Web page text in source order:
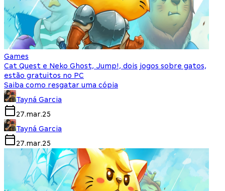
Games
Cat Quest e Neko Ghost, Jump!, dois jogos sobre gatos,
estão gratuitos no PC
Saiba como resgatar uma cópia
Tayná Garcia
27.mar.25
Tayná Garcia
27.mar.25